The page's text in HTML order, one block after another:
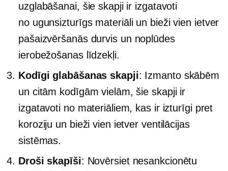
uzglabāšanai, šie skapji ir izgatavoti
no ugunsizturīgsmateriāli un bieži vien ietver
pašaizvēršanāsdurvis un noplūdes
ierobežošanas līdzekļi.
Kodīgi glabāšanas skapji: Izmanto skābēm
un citām kodīgām vielām, šie skapji ir
izgatavoti no materiāliem, kas ir izturīgi pret
koroziju un bieži vien ietver ventilācijas
sistēmas.
Droši skapīši: Novērsiet nesankcionētu